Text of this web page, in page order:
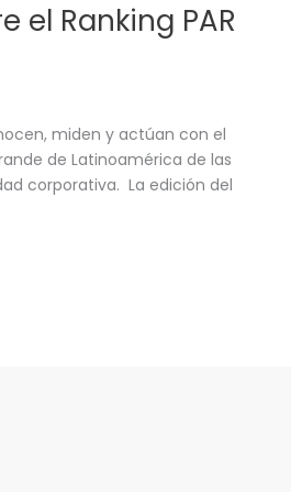
el Ranking PAR
miden y actúan con el
de Latinoamérica de las
corporativa. La edición del